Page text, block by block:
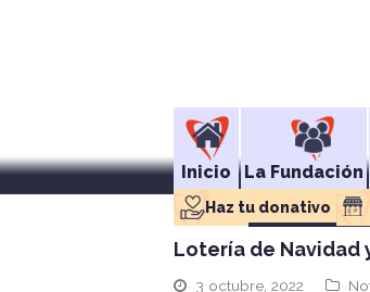
Inicio La Fundación
Haz tu donativo
Lotería de Navidad
3 octubre, 2022